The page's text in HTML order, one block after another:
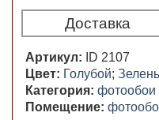
Доставка
Артикул:
ID 2107
Цвет: Голубой;
Категория: фотообои
Помещение: